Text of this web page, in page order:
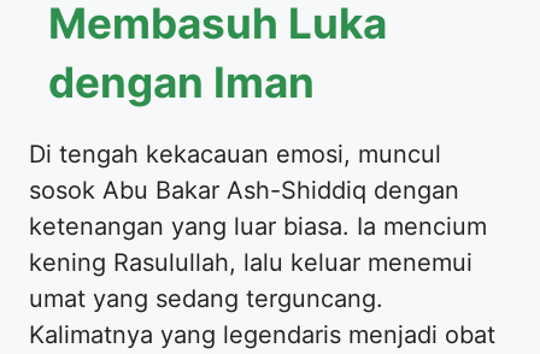
Membasuh Luka
dengan Iman
​Di tengah kekacauan emosi, muncul
sosok Abu Bakar Ash-Shiddiq dengan
ketenangan yang luar biasa. Ia mencium
kening Rasulullah, lalu keluar menemui
umat yang sedang terguncang.
Kalimatnya yang legendaris menjadi obat